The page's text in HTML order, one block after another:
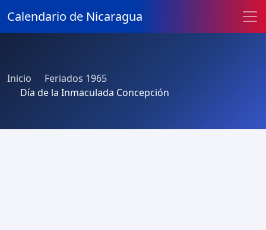
Calendario de Nicaragua
Inicio
Feriados 1965
Día de la Inmaculada Concepción